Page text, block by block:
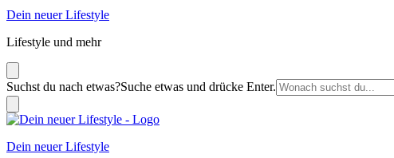
Dein neuer Lifestyle
Lifestyle und mehr
Suchst du nach etwas?Suche etwas und drücke Enter.
Dein neuer Lifestyle